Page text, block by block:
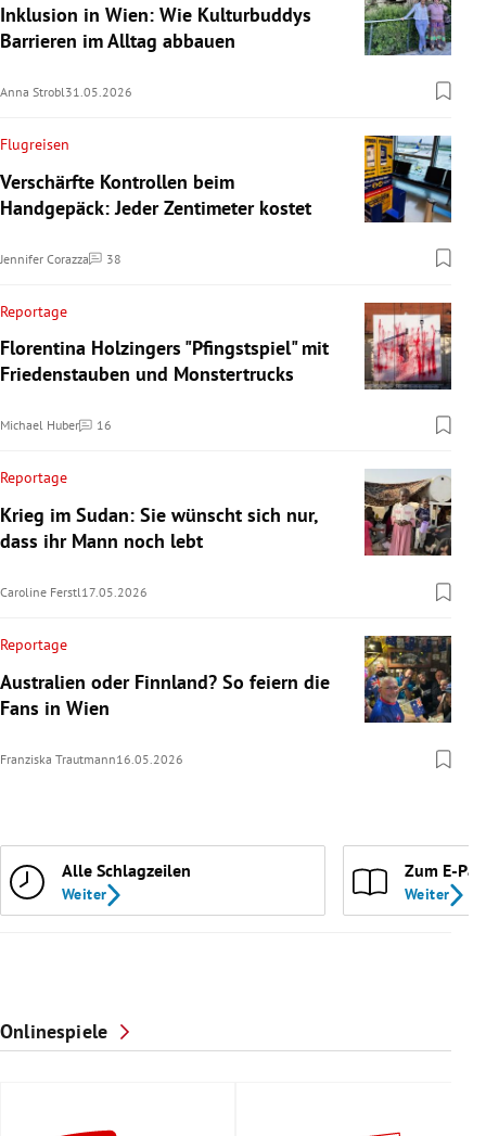
Inklusion in Wien: Wie Kulturbuddys
Barrieren im Alltag abbauen
Anna Strobl 31.05.2026
Flugreisen
Verschärfte Kontrollen beim
Handgepäck: Jeder Zentimeter kostet
Jennifer Corazza 38
Kommentare
Reportage
Florentina Holzingers "Pfingstspiel" mit
Friedenstauben und Monstertrucks
Michael Huber 16
Kommentare
Reportage
Krieg im Sudan: Sie wünscht sich nur,
dass ihr Mann noch lebt
Caroline Ferstl17.05.2026
Reportage
Australien oder Finnland? So feiern die
Fans in Wien
Franziska Trautmann16.05.2026
Alle Schlagzeilen
Weiter
Zum E-
Weiter
Onlinespiele